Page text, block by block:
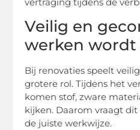
Veilig en
werken
Bij renovaties speelt
grotere rol. Tijdens het
komen stof, zware
kijken. Daarom vraagt
de juiste werkwijze.